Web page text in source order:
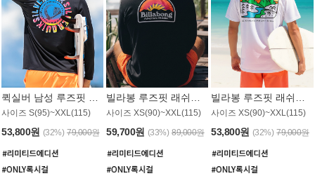
사이즈 S(95)~XXL(115)
53,800원 (32%) 79,000원
사이즈 XS(90)~XXL(115)
59,700원 (33%) 89,000원
사이즈 XS(90)~XXL(115)
53,800원 (32%) 79,000원